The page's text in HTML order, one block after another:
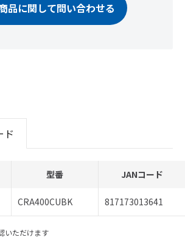
品に関して問い合わせる
ド
型番 JANコード
CRA400CUBK 817173013641
いただけます